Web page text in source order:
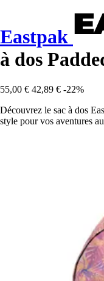
Eastpak
à dos
55,00 € 42,89 € -22%
Découvrez le sac à dos
style pour vos aventures